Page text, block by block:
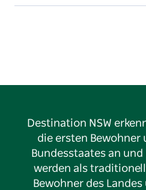
Destination NSW
die ersten Bewohner
Bundesstaates an
werden als
Bewohner des